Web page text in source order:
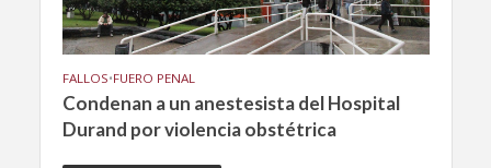
FALLOS•FUERO PENAL
Condenan a un anestesista del Hospital
Durand por violencia obstétrica